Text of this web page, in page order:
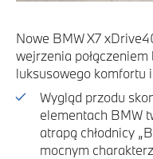
Nowe BMW X7
wejrzenia
luksusowego komfortu
Wygląd przodu
elementach BMW
atrapą chłodnicy
mocnym